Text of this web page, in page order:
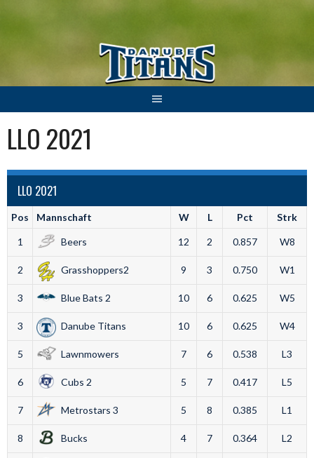
LLO 2021
LLO 2021
Pos Mannschaft W L Pct Strk
1 Beers 12 2 0.857 W8
2 Grasshoppers2 9 3 0.750 W1
3 Blue Bats 2 10 6 0.625 W5
3 Danube Titans 10 6 0.625 W4
5 Lawnmowers 7 6 0.538 L3
6 Cubs 2 5 7 0.417 L5
7 Metrostars 3 5 8 0.385 L1
8 Bucks 4 7 0.364 L2